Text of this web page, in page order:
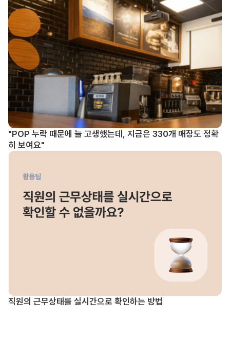
"POP 누락 때문에 늘 고생했는데, 지금은 330개 매장도 정확
히 보여요"
직원의 근무상태를 실시간으로 확인하는 방법